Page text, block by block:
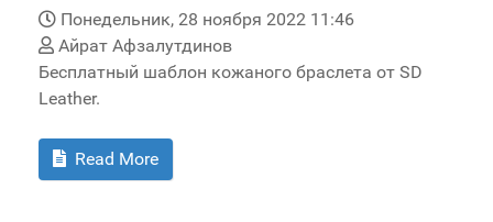
Понедельник, 28 ноября 2022 11:46
Айрат Афзалутдинов
Бесплатный шаблон кожаного браслета от SD
Leather.
Read More